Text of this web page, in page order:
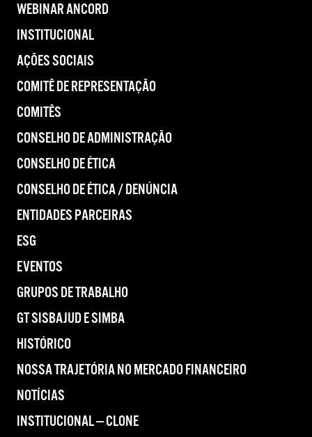
WEBINAR ANCORD
INSTITUCIONAL
AÇÕES SOCIAIS
COMITÊ DE REPRESENTAÇÃO
COMITÊS
CONSELHO DE ADMINISTRAÇÃO
CONSELHO DE ÉTICA
CONSELHO DE ÉTICA / DENÚNCIA
ENTIDADES PARCEIRAS
ESG
EVENTOS
GRUPOS DE TRABALHO
GT SISBAJUD E SIMBA
HISTÓRICO
NOSSA TRAJETÓRIA NO MERCADO FINANCEIRO
NOTÍCIAS
INSTITUCIONAL — CLONE